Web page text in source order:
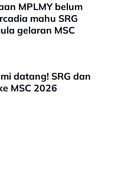
MPLMY belum
mahu SRG
gelaran MSC
datang! SRG dan
MSC 2026